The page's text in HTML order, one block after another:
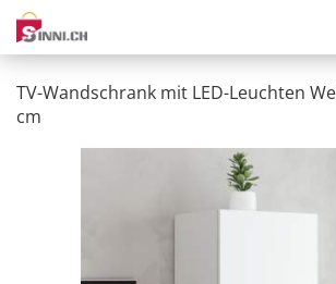
TV-Wandschrank mit LED-Leuchten
cm